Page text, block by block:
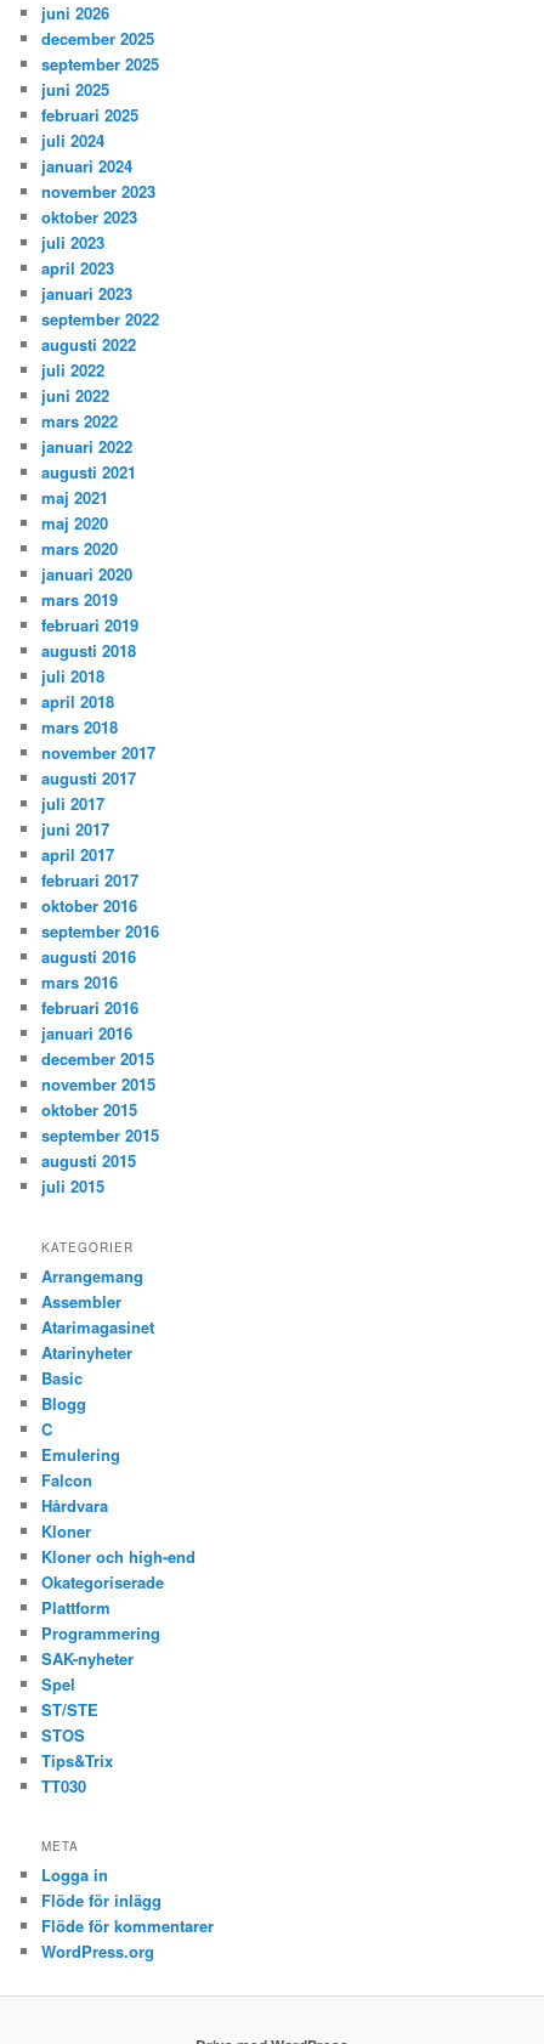
juni 2026
december 2025
september 2025
juni 2025
februari 2025
juli 2024
januari 2024
november 2023
oktober 2023
juli 2023
april 2023
januari 2023
september 2022
augusti 2022
juli 2022
juni 2022
mars 2022
januari 2022
augusti 2021
maj 2021
maj 2020
mars 2020
januari 2020
mars 2019
februari 2019
augusti 2018
juli 2018
april 2018
mars 2018
november 2017
augusti 2017
juli 2017
juni 2017
april 2017
februari 2017
oktober 2016
september 2016
augusti 2016
mars 2016
februari 2016
januari 2016
december 2015
november 2015
oktober 2015
september 2015
augusti 2015
juli 2015
KATEGORIER
Arrangemang
Assembler
Atarimagasinet
Atarinyheter
Basic
Blogg
C
Emulering
Falcon
Hårdvara
Kloner
Kloner och high-end
Okategoriserade
Plattform
Programmering
SAK-nyheter
Spel
ST/STE
STOS
Tips&Trix
TT030
META
Logga in
Flöde för inlägg
Flöde för kommentarer
WordPress.org